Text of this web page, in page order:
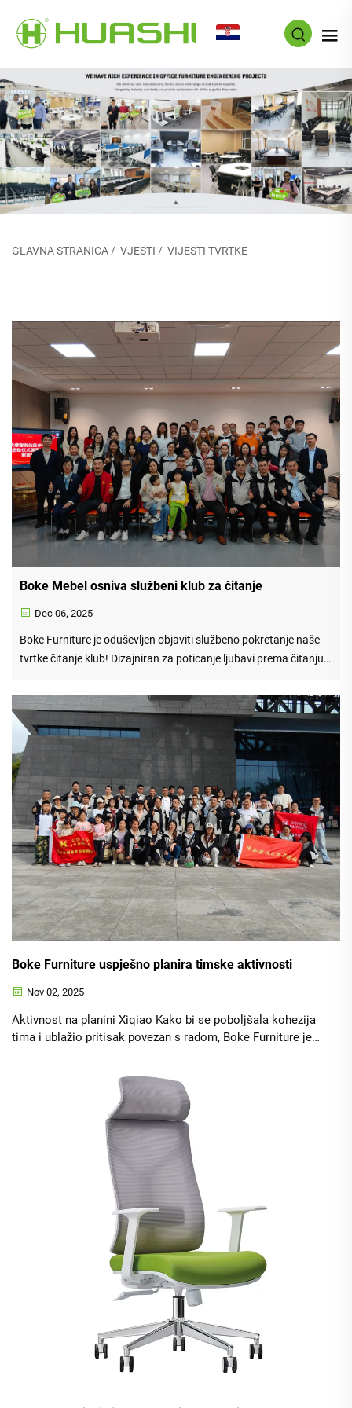
GLAVNA STRANICA / VJESTI / VIJESTI TVRTKE
Boke Mebel osniva službeni klub za čitanje
Dec 06, 2025
Boke Furniture je oduševljen objaviti službeno pokretanje naše
tvrtke čitanje klub! Dizajniran za poticanje ljubavi prema čitanju,
kurirati raznolike čitanje liste obuhvaćajući poslovni uvid...
Boke Furniture uspješno planira timske aktivnosti
Nov 02, 2025
Aktivnost na planini Xiqiao Kako bi se poboljšala kohezija
tima i ublažio pritisak povezan s radom, Boke Furniture je